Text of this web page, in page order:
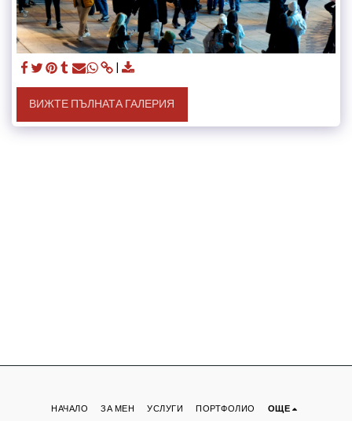
ВИЖТЕ ПЪЛНАТА ГАЛЕРИЯ
НАЧАЛО ЗА МЕН УСЛУГИ ПОРТФОЛИО ОЩЕ